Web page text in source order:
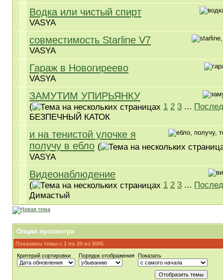
Водка или чистый спирт
VASYA
совместимость Starline V7
VASYA
Гараж в Новогиреево
VASYA
ЗАМУТИМ УПИРЬЯНКУ
( 1 2 3 ...
БЕЗПЕЧНЫЙ КАТОК
и на тенистой улочке я
получу в ебло (
VASYA
Видеонаблюдение
( 1 2 3 ...
Димастый
Опции просмотра
Показаны темы с 1 по 20 из 3005
Критерий сортировки
Порядок отображения Показать